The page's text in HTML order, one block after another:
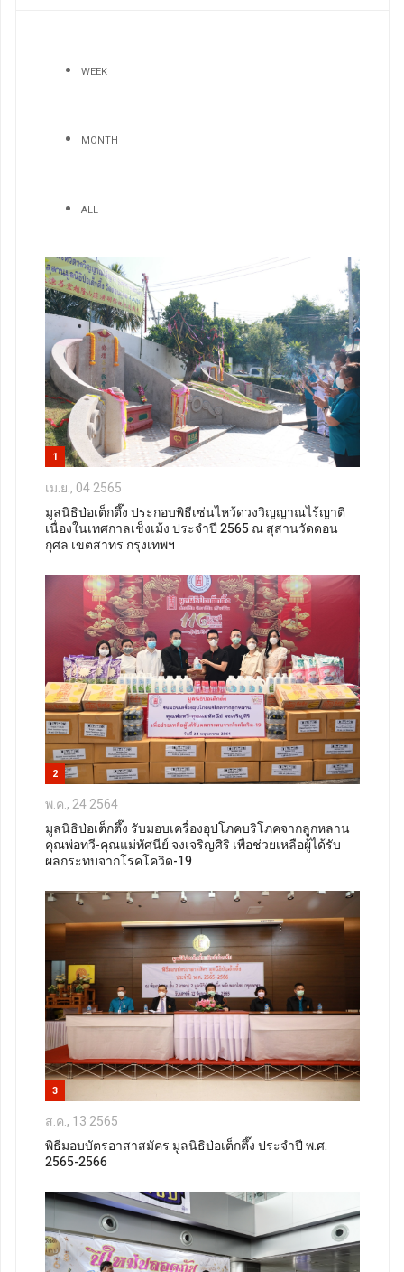
WEEK
MONTH
ALL
1
เม.ย., 04 2565
มูลนิธิป่อเต็กตึ๊ง ประกอบพิธีเซ่นไหว้ดวงวิญญาณไร้ญาติ
เนื่องในเทศกาลเช็งเม้ง ประจำปี 2565 ณ​ สุสานวัดดอน
กุศล เขตสาทร กรุงเทพฯ
2
พ.ค., 24 2564
มูลนิธิป่อเต็กตึ๊ง รับมอบเครื่องอุปโภคบริโภคจากลูกหลาน
คุณพ่อทวี-คุณแม่ทัศนีย์ จงเจริญศิริ เพื่อช่วยเหลือผู้ได้รับ
ผลกระทบจากโรคโควิด-19
3
ส.ค., 13 2565
พิธีมอบบัตรอาสาสมัคร มูลนิธิป่อเต็กตึ๊ง ประจำปี พ.ศ.
2565-2566